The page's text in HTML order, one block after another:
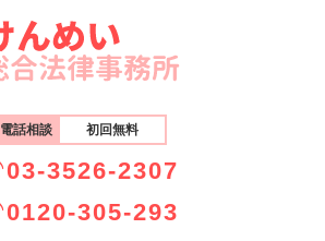
電話相談 初回無料
03-3526-2307
0120-305-293